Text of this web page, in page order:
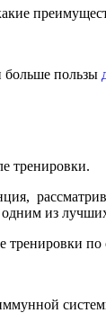
больше пользы
тренировки.
из
по